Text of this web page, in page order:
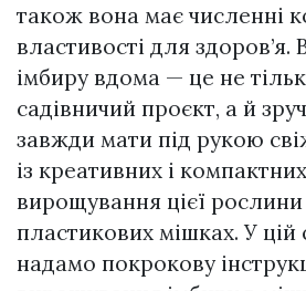
також вона має численні
властивості для
імбиру вдома — це не
садівничий проєкт, а й
завжди мати під рукою
із креативних і
вирощування цієї
пластикових мішках. У цій
надамо покрокову